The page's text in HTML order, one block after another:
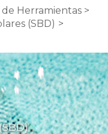
Herramientas
(SBD)